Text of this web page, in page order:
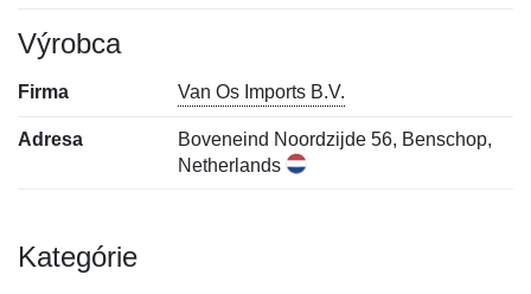
Výrobca
Firma Van Os Imports B.V.
Adresa
Boveneind Noordzijde 56, Benschop,
Netherlands
Kategórie